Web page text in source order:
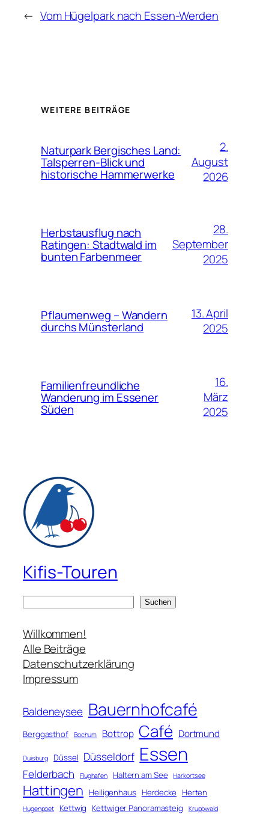
← Vom Hügelpark nach Essen-Werden
WEITERE BEITRÄGE
Naturpark Bergisches Land:
Talsperren-Blick und
historische Hammerwerke
2.
August
2026
Herbstausflug nach
Ratingen: Stadtwald im
bunten Farbenmeer
28.
September
2025
Pflaumenweg – Wandern
durchs Münsterland
13. April
2025
Familienfreundliche
Wanderung im Essener
Süden
16.
März
2025
Kifis-Touren
c
h
e
n
Suchen
Willkommen!
Alle Beiträge
Datenschutzerklärung
Impressum
Baldeneysee Bauernhofcafé
Berggasthof Bochum Bottrop Café Dortmund
Duisburg Düssel Düsseldorf Essen
Felderbach Flughafen Haltern am See Harkortsee
Hattingen Heiligenhaus Herdecke Herten
Hugenpoet Kettwig Kettwiger Panoramasteig Kruppwald